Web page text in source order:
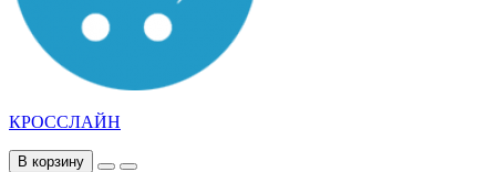
КРОССЛАЙН
В корзину